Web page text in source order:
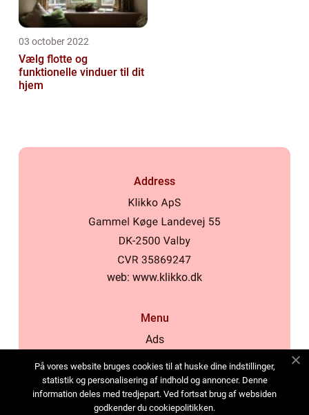
03 october 2022
Vælg flotte og
funktionelle vinduer til dit
hjem
Address
web: www.klikko.dk
Menu
Ads
Cookies
Contact
På vores website bruges cookies til at huske dine indstillinger,
statistik og personalisering af indhold og annoncer. Denne
information deles med tredjepart. Ved fortsat brug af websiden
godkender du cookiepolitikken.